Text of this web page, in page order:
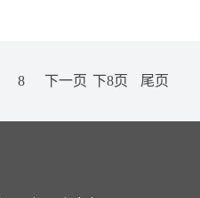
8 下一页 下8页 尾页